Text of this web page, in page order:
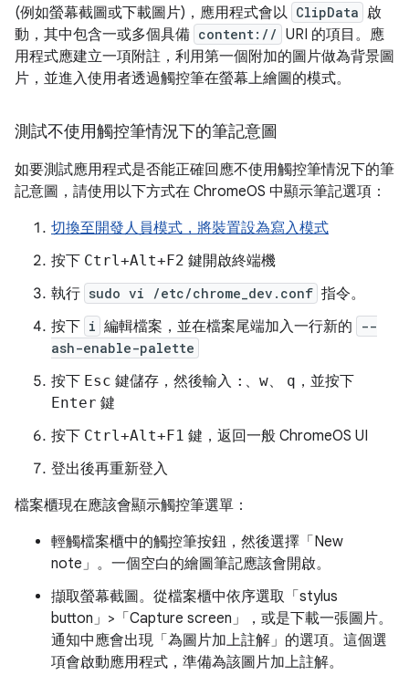
(例如螢幕截圖或下載圖片)，應用程式會以 ClipData 啟
動，其中包含一或多個具備 content:// URI 的項目。應
用程式應建立一項附註，利用第一個附加的圖片做為背景圖
片，並進入使用者透過觸控筆在螢幕上繪圖的模式。
測試不使用觸控筆情況下的筆記意圖
如要測試應用程式是否能正確回應不使用觸控筆情況下的筆
記意圖，請使用以下方式在 ChromeOS 中顯示筆記選項：
切換至開發人員模式，將裝置設為寫入模式
按下 Ctrl+Alt+F2 鍵開啟終端機
執行 sudo vi /etc/chrome_dev.conf 指令。
按下 i 編輯檔案，並在檔案尾端加入一行新的
--
ash-enable-palette
按下 Esc 鍵儲存，然後輸入 : 、 w、 q ，並按下
Enter 鍵
按下 Ctrl+Alt+F1 鍵，返回一般 ChromeOS UI
登出後再重新登入
檔案櫃現在應該會顯示觸控筆選單：
輕觸檔案櫃中的觸控筆按鈕，然後選擇「New
note」 。一個空白的繪圖筆記應該會開啟。
擷取螢幕截圖。從檔案櫃中依序選取「stylus
button」>「Capture screen」
，或是下載一張圖片。
通知中應會出現「為圖片加上註解」 的選項。這個選
項會啟動應用程式，準備為該圖片加上註解。